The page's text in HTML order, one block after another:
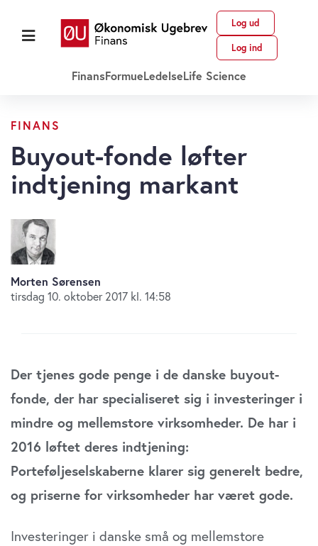
Log ud
Log ind
FinansFormueLedelseLife Science
FINANS
Buyout-fonde løfter
indtjening markant
Morten Sørensen
tirsdag 10. oktober 2017 kl. 14:58
Der tjenes gode penge i de danske buyout-
fonde, der har specialiseret sig i investeringer i
mindre og mellemstore virksomheder. De har i
2016 løftet deres indtjening:
Porteføljeselskaberne klarer sig generelt bedre,
og priserne for virksomheder har været gode.
Investeringer i danske små og mellemstore